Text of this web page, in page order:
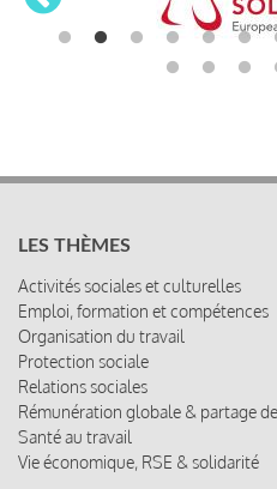
LES THÈMES
Activités sociales et culturelles
Emploi, formation et compétences
Organisation du travail
Protection sociale
Relations sociales
Rémunération globale & partage
Santé au travail
Vie économique, RSE & solidarité